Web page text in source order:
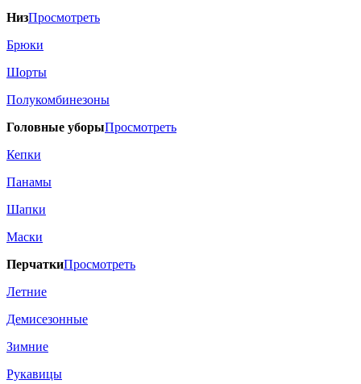
НизПросмотреть
Брюки
Шорты
Полукомбинезоны
Головные уборыПросмотреть
Кепки
Панамы
Шапки
Маски
ПерчаткиПросмотреть
Летние
Демисезонные
Зимние
Рукавицы